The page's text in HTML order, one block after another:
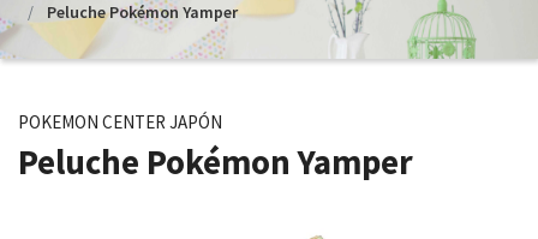
Peluche Pokémon Yamper
POKEMON CENTER JAPÓN
Peluche Pokémon Yamper